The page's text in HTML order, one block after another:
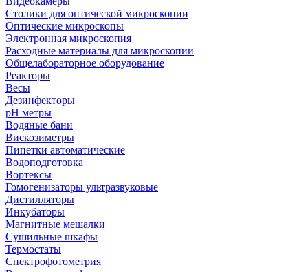
Столики для оптической микроскопии
Оптические микроскопы
Электронная микроскопия
Расходные материалы для микроскопии
Общелабораторное оборудование
Реакторы
Весы
Дезинфекторы
рН метры
Водяные бани
Вискозиметры
Пипетки автоматические
Водоподготовка
Вортексы
Гомогенизаторы ультразвуковые
Дистилляторы
Инкубаторы
Магнитные мешалки
Сушильные шкафы
Термостаты
Спектрофотометрия